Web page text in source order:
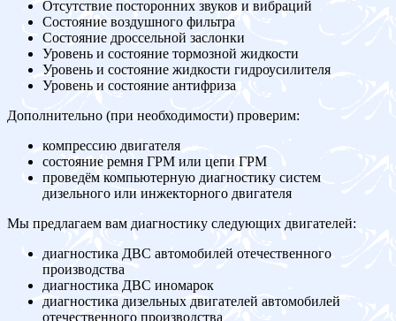
Отсутствие посторонних звуков и вибраций
Состояние воздушного фильтра
Состояние дроссельной заслонки
Уровень и состояние тормозной жидкости
Уровень и состояние жидкости гидроусилителя
Уровень и состояние антифриза
Дополнительно (при необходимости) проверим:
компрессию двигателя
состояние ремня ГРМ или цепи ГРМ
проведём компьютерную диагностику систем
дизельного или инжекторного двигателя
Мы предлагаем вам диагностику следующих двигателей:
диагностика ДВС автомобилей отечественного
производства
диагностика ДВС иномарок
диагностика дизельных двигателей автомобилей
отечественного производства